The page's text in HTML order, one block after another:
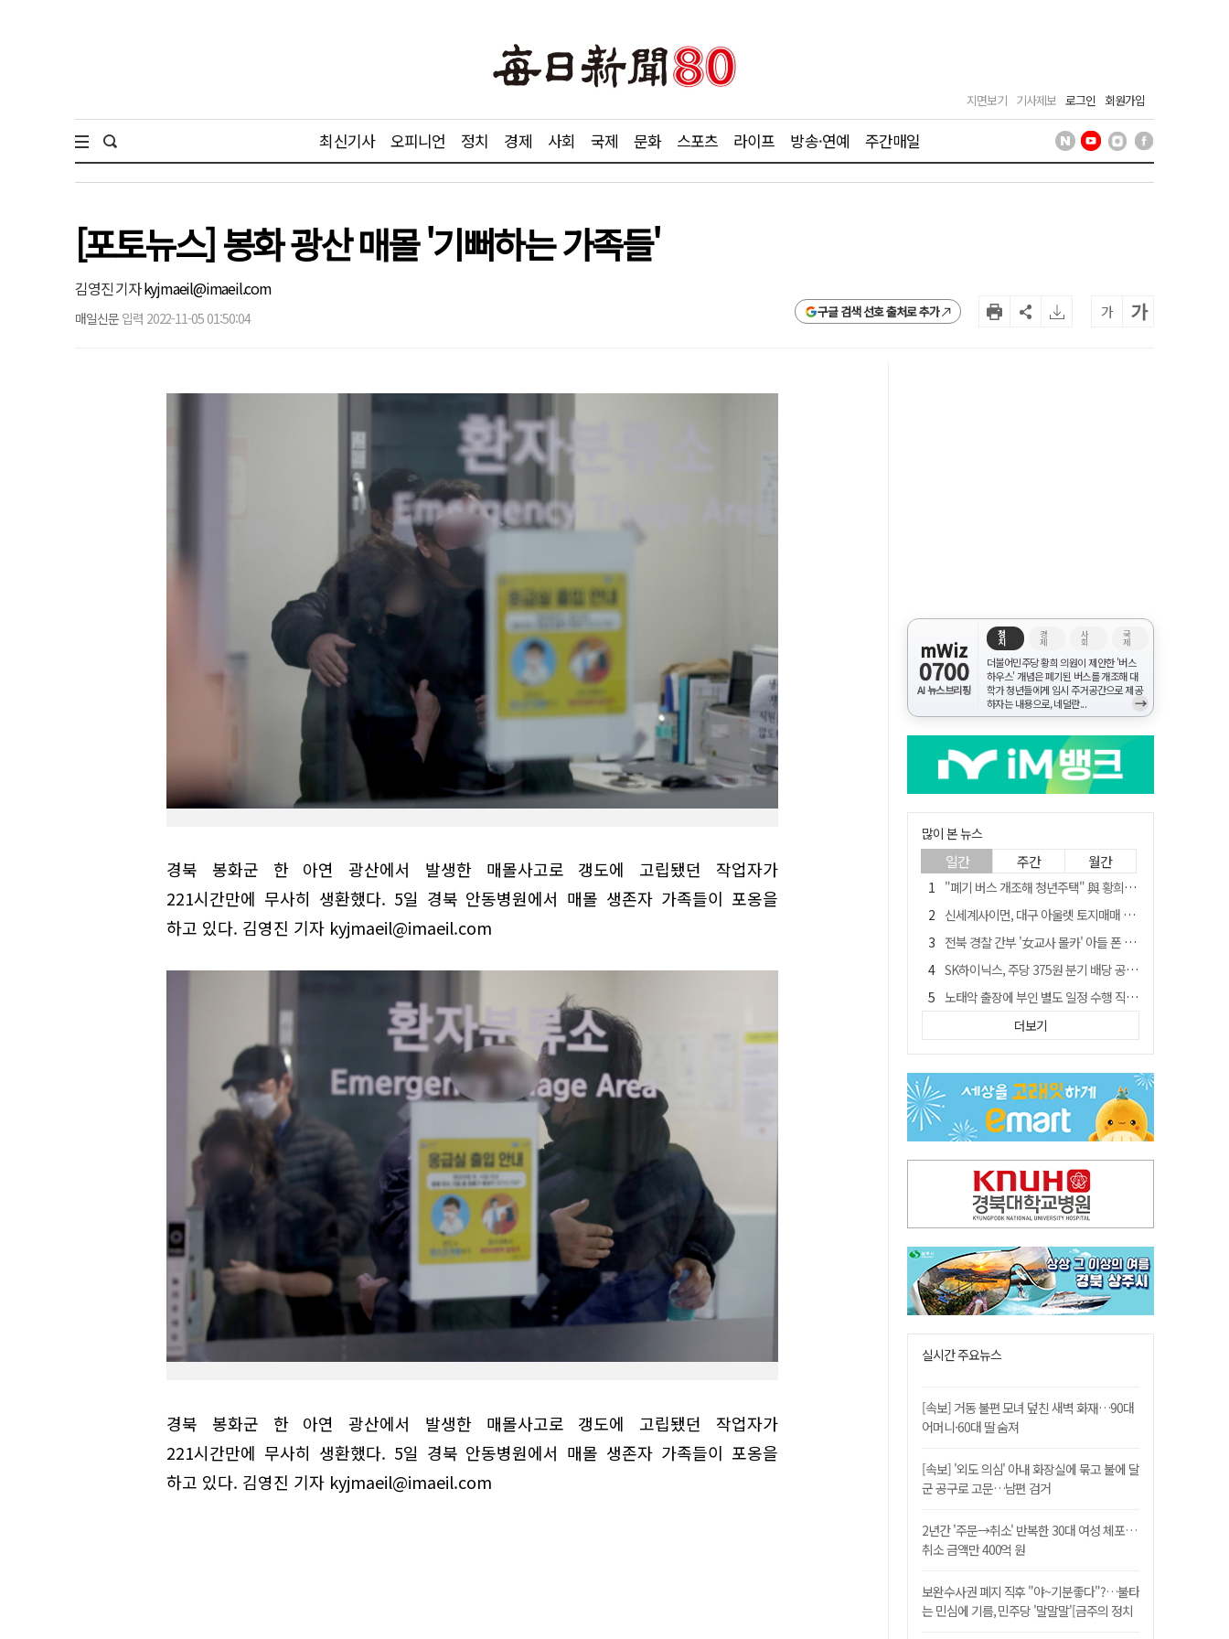
지면보기 기사제보 로그인 회원가입
최신기사 오피니언 정치 경제 사회 국제 문화 스포츠 라이프 방송·연예 주간매일
[포토뉴스] 봉화 광산 매몰 '기뻐하는 가족들'
김영진 기자kyjmaeil@imaeil.com
매일신문 입력 2022-11-05 01:50:04 구글 검색 선호 출처로 추가 가 가
경북 봉화군 한 아연 광산에서 발생한 매몰사고로 갱도에 고립됐던 작업자가
221시간만에 무사히 생환했다. 5일 경북 안동병원에서 매몰 생존자 가족들이 포옹을
하고 있다. 김영진 기자 kyjmaeil@imaeil.com
경북 봉화군 한 아연 광산에서 발생한 매몰사고로 갱도에 고립됐던 작업자가
221시간만에 무사히 생환했다. 5일 경북 안동병원에서 매몰 생존자 가족들이 포옹을
하고 있다. 김영진 기자 kyjmaeil@imaeil.com
mWiz
0700
AI 뉴스브리핑
정
치
경
제
사
회
국
제
더불어민주당 황희 의원이 제안한 '버스
하우스' 개념은 폐기된 버스를 개조해 대
학가 청년들에게 임시 주거공간으로 제공
하자는 내용으로, 네덜란...
→
많이 본 뉴스
일간 주간 월간
"폐기 버스 개조해 청년주택" 與 황희…'딸 학비는 年 4200만원'
신세계사이먼, 대구 아울렛 토지매매 계약 체결… 사업 본궤도
전북 경찰 간부 '女교사 몰카' 아들 폰 부수고…"처벌 못하는 사안" 내부망에 글
SK하이닉스, 주당 375원 분기 배당 공시…"3분기 중 주주환원 방안 확정"
노태악 출장에 부인 별도 일정 수행 직원도…보고서엔 '공식일정 참석'
'새 아시아쿼터는 어떨까' 삼성 라이온즈, 새 얼굴 투수 미야모리 영입
박권현 청도군수, '햇빛 연금 사업' 공약 시동걸어
통합 고속철 할인 '반짝 3년'…이후 요금 도로 오른다?
"골프채로 YG 신사옥 출입문 '쾅쾅'…20대 여성 현행범 체포"[영상]
더보기
실시간 주요뉴스
[속보] 거동 불편 모녀 덮친 새벽 화재…90대
어머니·60대 딸 숨져
[속보] '외도 의심' 아내 화장실에 묶고 불에 달
군 공구로 고문…남편 검거
2년간 '주문→취소' 반복한 30대 여성 체포…
취소 금액만 400억 원
보완수사권 폐지 직후 "야~기분좋다"?…불타
는 민심에 기름, 민주당 '말말말'[금주의 정치